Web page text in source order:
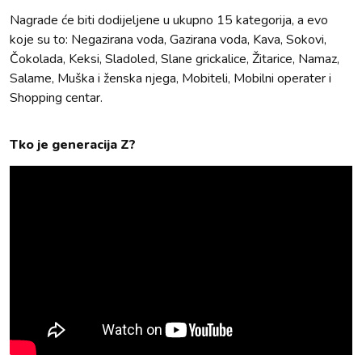
Nagrade će biti dodijeljene u ukupno 15 kategorija, a evo
koje su to: Negazirana voda, Gazirana voda, Kava, Sokovi,
Čokolada, Keksi, Sladoled, Slane grickalice, Žitarice, Namaz,
Salame, Muška i ženska njega, Mobiteli, Mobilni operater i
Shopping centar.
Tko je generacija Z?